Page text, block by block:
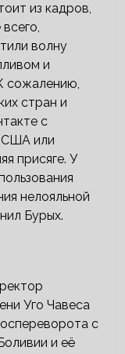
из кадров,
волну
и
сожалению,
стран и
с
США или
присяге. У
нелояльной
Бурых.
Уго Чавеса
с
и её